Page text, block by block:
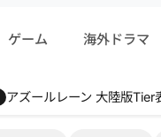
ゲーム 海外ドラマ
Farthest Frontier 序盤攻略